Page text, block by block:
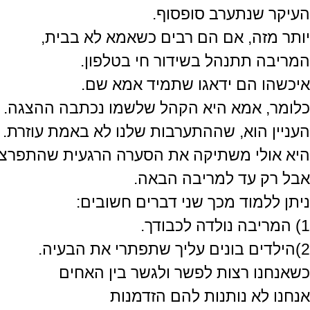
העיקר שנתערב סופסוף.
יותר מזה, אם הם רבים כשאמא לא בבית,
המריבה תתנהל בשידור חי בטלפון.
איכשהו הם ידאגו שתמיד אמא שם.
כלומר, אמא היא הקהל שלשמו נכתבה ההצגה.
העניין הוא, שההתערבות שלנו לא באמת עוזרת.
היא אולי משתיקה את הסערה הרגעית
אבל רק עד למריבה הבאה.
ניתן ללמוד מכך שני דברים חשובים:
1) המריבה נולדה לכבודך.
2)הילדים בונים עליך שתפתרי את הבעיה.
כשאנחנו רצות לפשר ולגשר בין האחים
אנחנו לא נותנות להם הזדמנות